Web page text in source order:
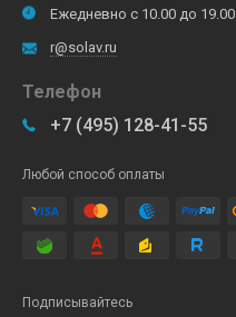
Ежедневно с 10.00 до 19.00
r@solav.ru
Телефон
+7 (495) 128-41-55
Любой способ оплаты
Подписывайтесь